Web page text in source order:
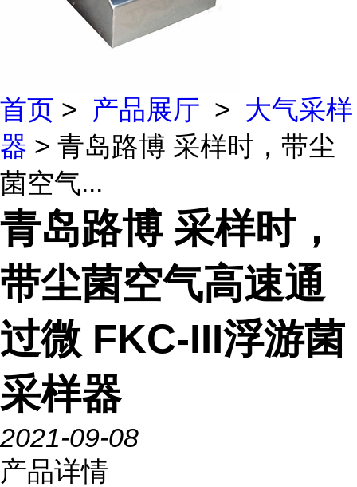
首页 > 产品展厅 > 大气采样
器 > 青岛路博 采样时，带尘
菌空气...
青岛路博 采样时，
带尘菌空气高速通
过微 FKC-III浮游菌
采样器
2021-09-08
产品详情